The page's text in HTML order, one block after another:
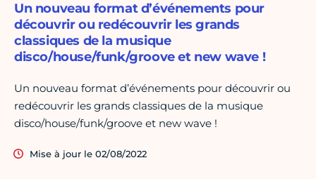
Un nouveau format d’événements pour
découvrir ou redécouvrir les grands
classiques de la musique
disco/house/funk/groove et new wave !
Un nouveau format d’événements pour découvrir ou
redécouvrir les grands classiques de la musique
disco/house/funk/groove et new wave !
Mise à jour le 02/08/2022